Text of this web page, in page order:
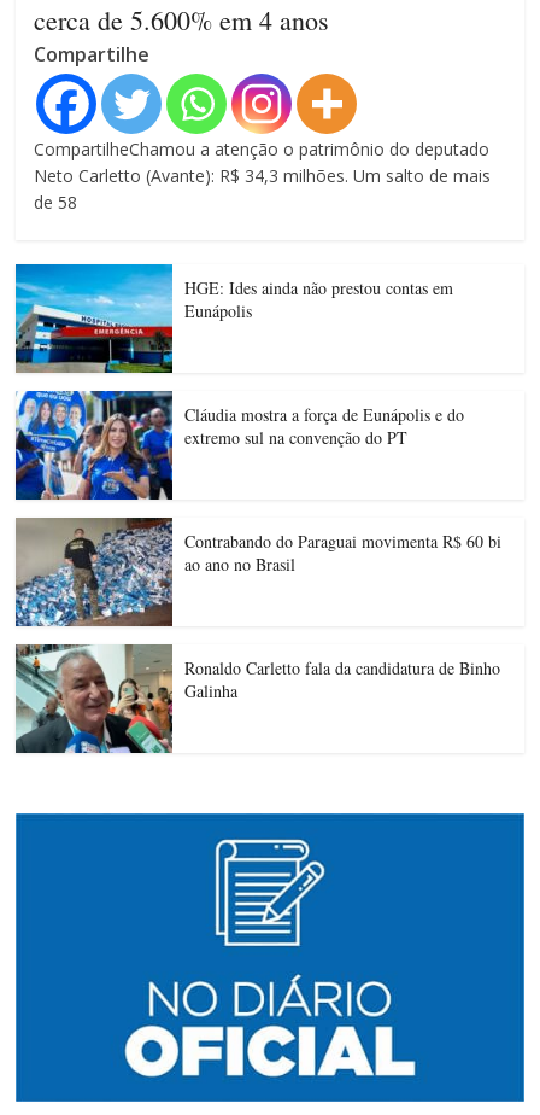
cerca de 5.600% em 4 anos
Compartilhe
CompartilheChamou a atenção o patrimônio do deputado
Neto Carletto (Avante): R$ 34,3 milhões. Um salto de mais
de 58
HGE: Ides ainda não prestou contas em
Eunápolis
Cláudia mostra a força de Eunápolis e do
extremo sul na convenção do PT
Contrabando do Paraguai movimenta R$ 60 bi
ao ano no Brasil
Ronaldo Carletto fala da candidatura de Binho
Galinha